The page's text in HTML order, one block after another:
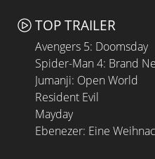
TOP TRAILER
Avengers 5: Doomsday
Spider-Man 4: Brand
Jumanji: Open World
Resident Evil
Mayday
Ebenezer: Eine